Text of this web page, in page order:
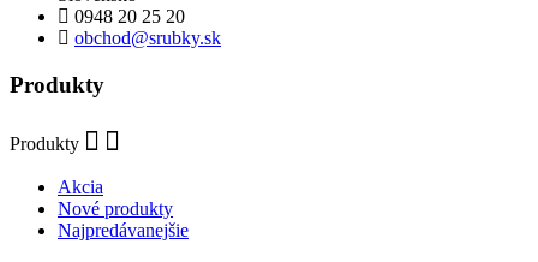
0948 20 25 20
obchod@srubky.sk
Produkty
Produkty
Akcia
Nové produkty
Najpredávanejšie